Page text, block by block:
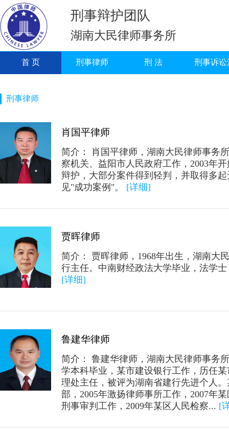
刑事辩护团队
湖南大民律师事务所
首 页 刑事律师 刑 法 刑事诉讼
刑事律师
肖国平律师
简介： 肖国平律师，湖南大民律师事务
察机关、益阳市人民政府工作，2003年
辩护，大部分案件得到轻判，并取得多
见"成功案例"。 [详细]
贾晖律师
简介： 贾晖律师，1968年出生，湖南大
行主任。中南财经政法大学毕业，法学
[详细]
鲁建华律师
简介： 鲁建华律师，湖南大民律师事务
学本科毕业，某市建设银行工作，历任
理处主任，被评为湖南省建行先进个人
部，2005年激扬律师事所工作，2007年
刑事审判工作，2009年某区人民检察... [